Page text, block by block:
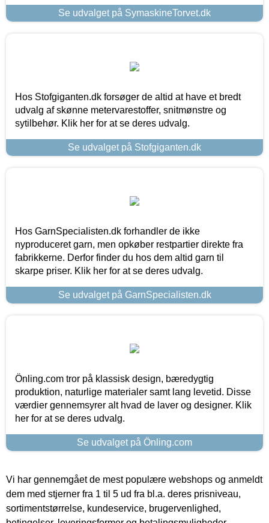
Se udvalget på SymaskineTorvet.dk
Hos Stofgiganten.dk forsøger de altid at have et bredt
udvalg af skønne metervarestoffer, snitmønstre og
sytilbehør. Klik her for at se deres udvalg.
Se udvalget på Stofgiganten.dk
Hos GarnSpecialisten.dk forhandler de ikke
nyproduceret garn, men opkøber restpartier direkte fra
fabrikkerne. Derfor finder du hos dem altid garn til
skarpe priser. Klik her for at se deres udvalg.
Se udvalget på GarnSpecialisten.dk
Önling.com tror på klassisk design, bæredygtig
produktion, naturlige materialer samt lang levetid. Disse
værdier gennemsyrer alt hvad de laver og designer. Klik
her for at se deres udvalg.
Se udvalget på Önling.com
Vi har gennemgået de mest populære webshops og anmeldt
dem med stjerner fra 1 til 5 ud fra bl.a. deres prisniveau,
sortimentstørrelse, kundeservice, brugervenlighed,